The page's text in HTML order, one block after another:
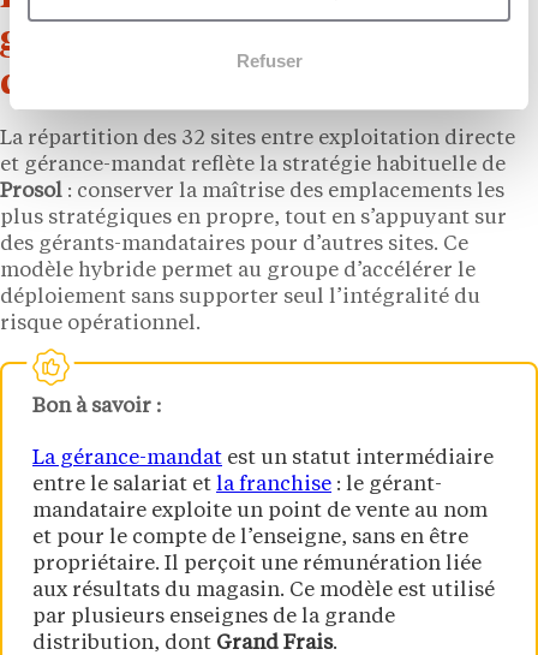
Refuser
gérance-mandat, un modèle
d’exploitation hybride
La répartition des 32 sites entre exploitation directe
et gérance-mandat reflète la stratégie habituelle de
Prosol : conserver la maîtrise des emplacements les
plus stratégiques en propre, tout en s’appuyant sur
des gérants-mandataires pour d’autres sites. Ce
modèle hybride permet au groupe d’accélérer le
déploiement sans supporter seul l’intégralité du
risque opérationnel.
Bon à savoir :
La gérance-mandat est un statut intermédiaire
entre le salariat et la franchise : le gérant-
mandataire exploite un point de vente au nom
et pour le compte de l’enseigne, sans en être
propriétaire. Il perçoit une rémunération liée
aux résultats du magasin. Ce modèle est utilisé
par plusieurs enseignes de la grande
distribution, dont Grand Frais.